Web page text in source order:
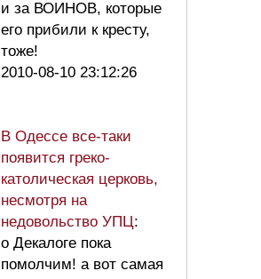
и за ВОИНОВ, которые
его прибили к кресту,
тоже!
2010-08-10 23:12:26
В Одессе все-таки
появится греко-
католическая церковь,
несмотря на
недовольство УПЦ:
о Декалоге пока
помолчим! а вот самая